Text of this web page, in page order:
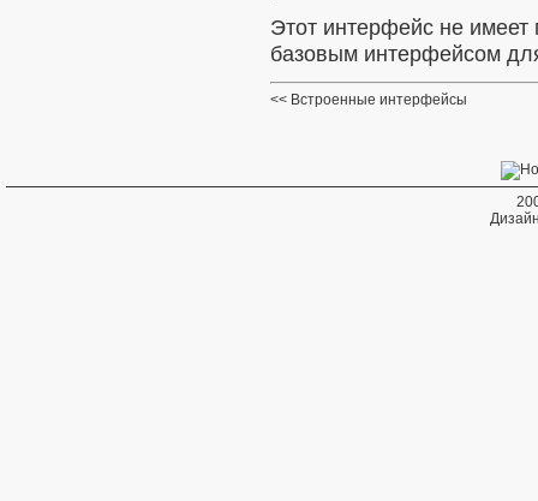
Этот интерфейс не имеет
базовым интерфейсом
Встроенные интерфейсы